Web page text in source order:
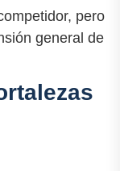
pero
general de